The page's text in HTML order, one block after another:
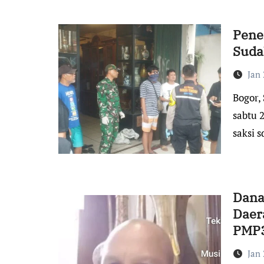
Jan
Bogor, Suara Indonesia – Kronologis kejadian: tanggal
sabtu
saksi
Jan